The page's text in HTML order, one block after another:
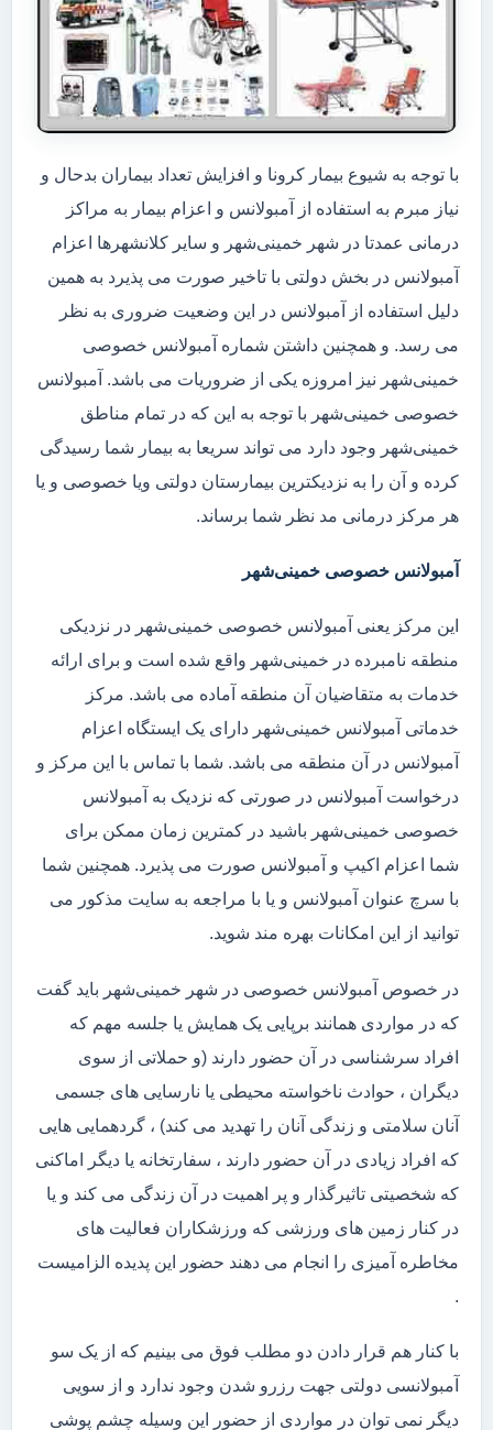
با توجه به شیوع بیمار کرونا و افزایش تعداد بیماران بدحال و
نیاز مبرم به استفاده از آمبولانس و اعزام بیمار به مراکز
درمانی عمدتا در شهر خمینی‌شهر و سایر کلانشهرها اعزام
آمبولانس در بخش دولتی با تاخیر صورت می پذیرد به همین
دلیل استفاده از آمبولانس در این وضعیت ضروری به نظر
می رسد. و همچنین داشتن شماره آمبولانس خصوصی
خمینی‌شهر نیز امروزه یکی از ضروریات می باشد. آمبولانس
خصوصی خمینی‌شهر با توجه به این که در تمام مناطق
خمینی‌شهر وجود دارد می تواند سریعا به بیمار شما رسیدگی
کرده و آن را به نزدیکترین بیمارستان دولتی ویا خصوصی و یا
هر مرکز درمانی مد نظر شما برساند.
آمبولانس خصوصی خمینی‌شهر
این مرکز یعنی آمبولانس خصوصی خمینی‌شهر در نزدیکی
منطقه نامبرده در خمینی‌شهر واقع شده است و برای ارائه
خدمات به متقاضیان آن منطقه آماده می باشد. مرکز
خدماتی آمبولانس خمینی‌شهر دارای یک ایستگاه اعزام
آمبولانس در آن منطقه می باشد. شما با تماس با این مرکز و
درخواست آمبولانس در صورتی که نزدیک به آمبولانس
خصوصی خمینی‌شهر باشید در کمترین زمان ممکن برای
شما اعزام اکیپ و آمبولانس صورت می پذیرد. همچنین شما
با سرچ عنوان آمبولانس و یا با مراجعه به سایت مذکور می
توانید از این امکانات بهره مند شوید.
در خصوص آمبولانس خصوصی در شهر خمینی‌شهر باید گفت
که در مواردی همانند برپایی یک همایش یا جلسه مهم که
افراد سرشناسی در آن حضور دارند (و حملاتی از سوی
دیگران ، حوادث ناخواسته محیطی یا نارسایی های جسمی
آنان سلامتی و زندگی آنان را تهدید می کند) ، گردهمایی هایی
که افراد زیادی در آن حضور دارند ، سفارتخانه یا دیگر اماکنی
که شخصیتی تاثیرگذار و پر اهمیت در آن زندگی می کند و یا
در کنار زمین های ورزشی که ورزشکاران فعالیت های
مخاطره آمیزی را انجام می دهند حضور این پدیده الزامیست
.
با کنار هم قرار دادن دو مطلب فوق می بینیم که از یک سو
آمبولانسی دولتی جهت رزرو شدن وجود ندارد و از سویی
دیگر نمی توان در مواردی از حضور این وسیله چشم پوشی